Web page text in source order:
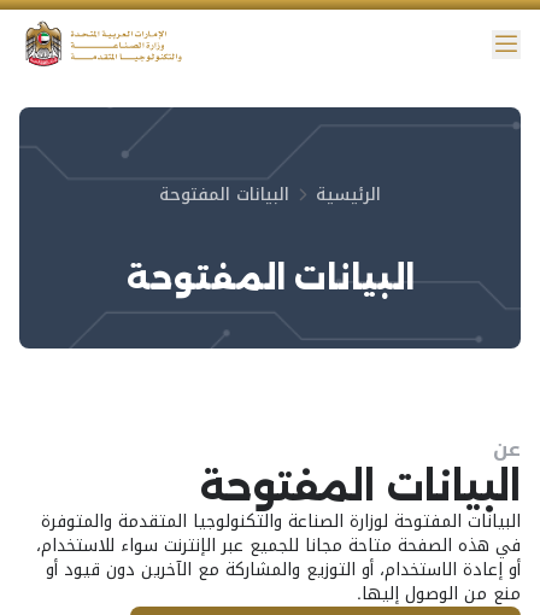
الوصول
الرئيسية البيانات المفتوحة
البيانات المفتوحة
عن
البيانات المفتوحة
البيانات المفتوحة لوزارة الصناعة والتكنولوجيا المتقدمة والمتوفرة
في هذه الصفحة متاحة مجانا للجميع عبر الإنترنت سواء للاستخدام،
أو إعادة الاستخدام، أو التوزيع والمشاركة مع الآخرين دون قيود أو
منع من الوصول إليها.